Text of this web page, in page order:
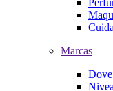
Marcas
Dove
Nivea